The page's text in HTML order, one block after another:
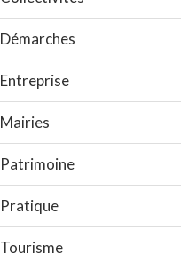
Démarches
Entreprise
Mairies
Patrimoine
Pratique
Tourisme